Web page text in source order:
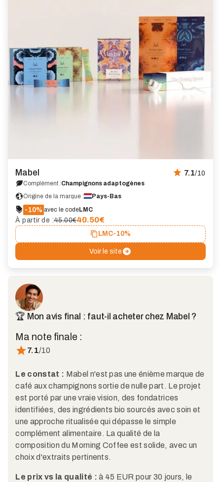
Mabel 7.1/10
Complément :Champignons adaptogènes
Origine de la marque :
Pays-Bas
-10% avec le codeLMC
À partir de :45.00€40.50€
LMC-10%
Voir le site
🏆 Mon avis final : faut-il acheter chez Mabel ?
Ma note finale :
7.1/10
Le constat : Mabel n'est pas une énième marque de
café aux champignons sortie de nulle part. Le projet
est porté par une vraie vision, des fondatrices
identifiées, des ingrédients bio sourcés avec soin et
une approche ritualisée qui dépasse le simple
complément alimentaire. La qualité de la
composition du Morning Coffee est solide, avec un
choix d'extraits pertinents.
Le prix vs la qualité : à 45 EUR pour 30 jours, le